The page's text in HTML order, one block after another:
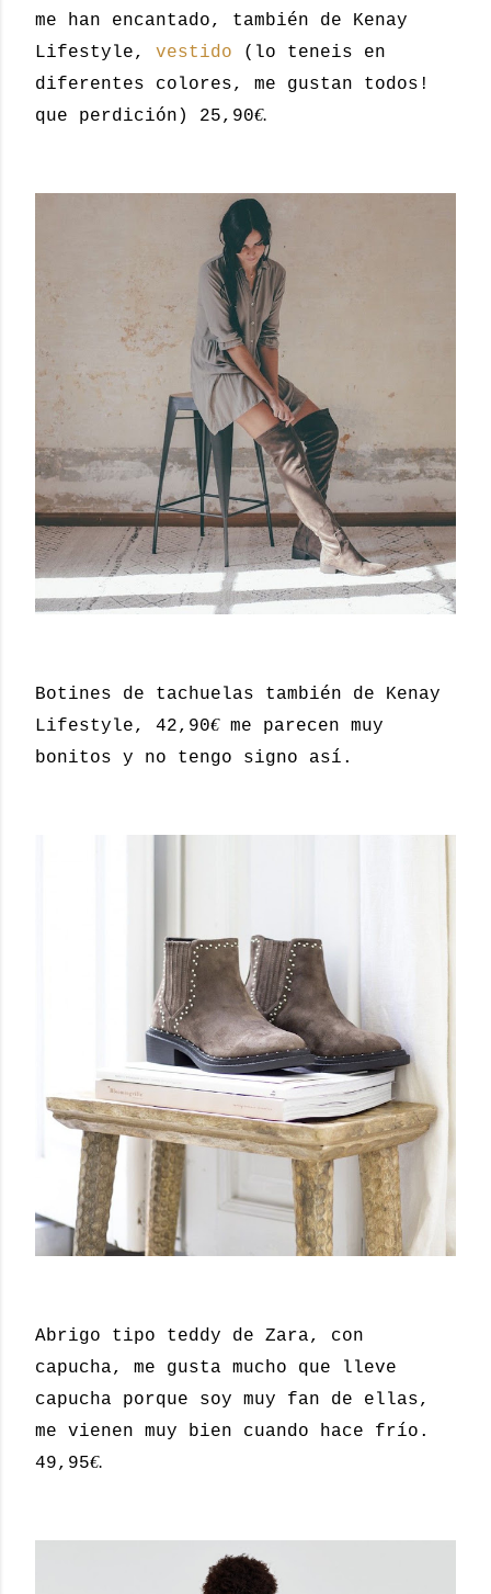
me han encantado, también de Kenay
Lifestyle, vestido (lo teneis en
diferentes colores, me gustan todos!
que perdición) 25,90€.
Botines de tachuelas también de Kenay
Lifestyle, 42,90€me parecen muy
bonitos y no tengo signo así.
Abrigo tipo teddy de Zara, con
capucha, me gusta mucho que lleve
capucha porque soy muy fan de ellas,
me vienen muy bien cuando hace frío.
49,95€.